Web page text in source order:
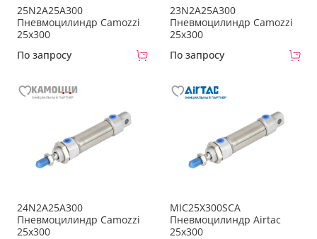
25N2A25A300
Пневмоцилиндр Camozzi
25x300
По запросу
23N2A25A300
Пневмоцилиндр Camozzi
25x300
По запросу
24N2A25A300
Пневмоцилиндр Camozzi
25x300
MIC25X300SCA
Пневмоцилиндр Airtac
25x300